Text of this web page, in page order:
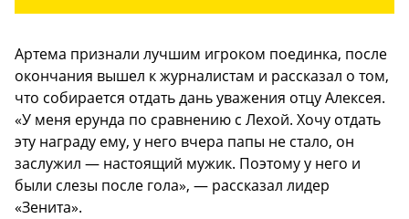
Артема признали лучшим игроком поединка, после
окончания вышел к журналистам и рассказал о том,
что собирается отдать дань уважения отцу Алексея.
«У меня ерунда по сравнению с Лехой. Хочу отдать
эту награду ему, у него вчера папы не стало, он
заслужил — настоящий мужик. Поэтому у него и
были слезы после гола», — рассказал лидер
«Зенита».